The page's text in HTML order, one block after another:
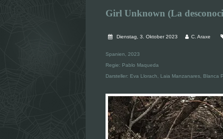
Girl Unknown (La
Dienstag, 3. Oktober 2023 C. Araxe
Spanien, 2023
Regie: Pablo Maqueda
Darsteller: Eva Llorach, Laia Manzanares, Blanca